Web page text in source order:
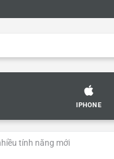
IPHONE
tính năng mới